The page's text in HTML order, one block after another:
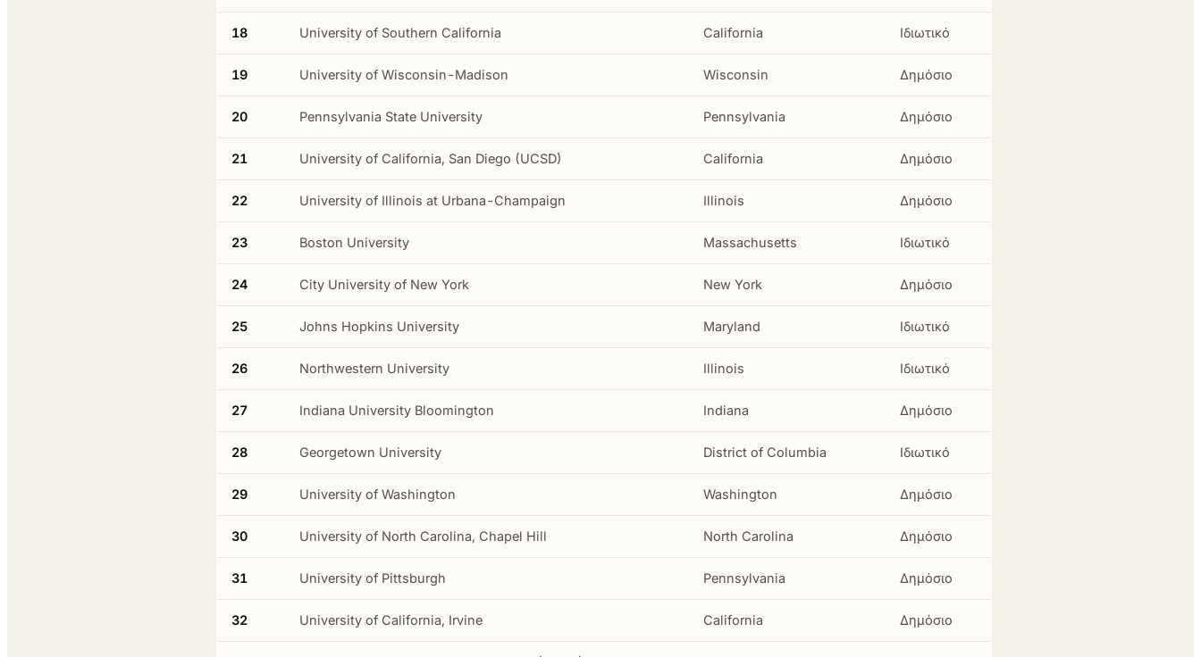
18 University of Southern California California Ιδιωτικό
19 University of Wisconsin-Madison Wisconsin Δημόσιο
20 Pennsylvania State University Pennsylvania Δημόσιο
21 University of California, San Diego (UCSD) California Δημόσιο
22 University of Illinois at Urbana-Champaign Illinois Δημόσιο
23 Boston University Massachusetts Ιδιωτικό
24 City University of New York New York Δημόσιο
25 Johns Hopkins University Maryland Ιδιωτικό
26 Northwestern University Illinois Ιδιωτικό
27 Indiana University Bloomington Indiana Δημόσιο
28 Georgetown University District of Columbia Ιδιωτικό
29 University of Washington Washington Δημόσιο
30 University of North Carolina, Chapel Hill North Carolina Δημόσιο
31 University of Pittsburgh Pennsylvania Δημόσιο
32 University of California, Irvine California Δημόσιο